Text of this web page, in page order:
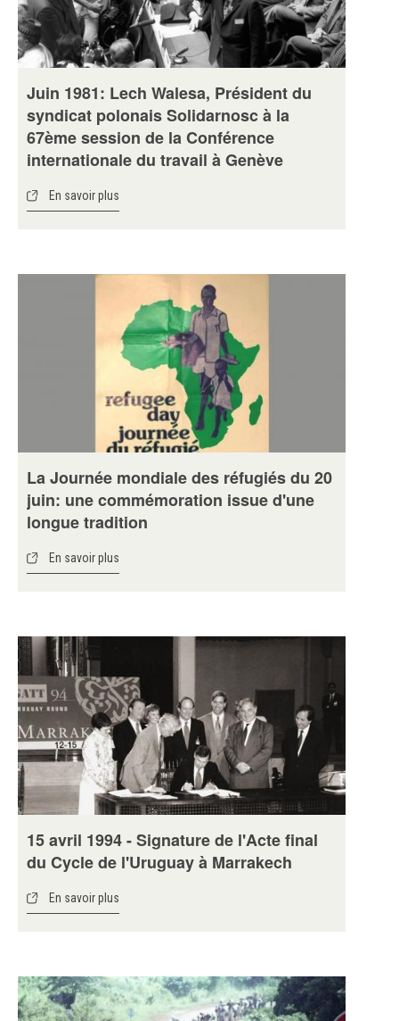
Juin 1981: Lech Walesa, Président du
syndicat polonais Solidarnosc à la
67ème session de la Conférence
internationale du travail à Genève
En savoir plus
La Journée mondiale des réfugiés du 20
juin: une commémoration issue d'une
longue tradition
En savoir plus
15 avril 1994 - Signature de l'Acte final
du Cycle de l'Uruguay à Marrakech
En savoir plus